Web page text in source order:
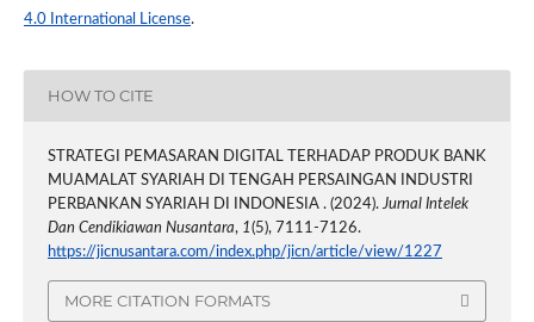
4.0 International License.
HOW TO CITE
STRATEGI PEMASARAN DIGITAL TERHADAP PRODUK BANK
MUAMALAT SYARIAH DI TENGAH PERSAINGAN INDUSTRI
PERBANKAN SYARIAH DI INDONESIA . (2024).Jurnal Intelek
Dan Cendikiawan Nusantara, 1(5), 7111-7126.
https://jicnusantara.com/index.php/jicn/article/view/1227
MORE CITATION FORMATS